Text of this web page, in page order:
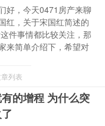
好，今天0471房产来聊
红，关于宋国红简述的
件事情都比较关注，那
来简单介绍下，希望对
列表
的增程 为什么突